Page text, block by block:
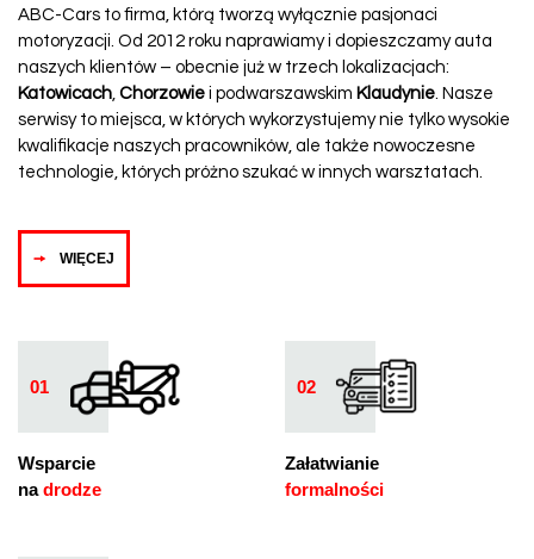
ABC-Cars to firma, którą tworzą wyłącznie pasjonaci
motoryzacji. Od 2012 roku naprawiamy i dopieszczamy auta
naszych klientów – obecnie już w trzech lokalizacjach:
Katowicach Chorzowie i podwarszawskim Klaudynie . Nasze
serwisy to miejsca, w których wykorzystujemy nie tylko wysokie
kwalifikacje naszych pracowników, ale także nowoczesne
technologie, których próżno szukać w innych warsztatach.
WIĘCEJ
01
Wsparcie
nadrodze
02
Załatwianie
formalności